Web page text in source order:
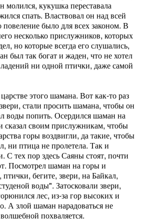
молился, кукушка переставала
спать. Властвовал он над всей
было для всех законом. В
несколько прислужников, которых
но которые всегда его слушались,
был так богат и жаден, что не хотел
ни одной птички, даже самой
этого шамана. Вот как-то раз
стали просить шамана, чтобы он
воды попить. Осердился шаман на
сказал своим прислужникам, чтобы
горы воздвигли, да такие, чтобы
ни птица не пролетела. Так и
С тех пор здесь Саяны стоят, почти
Посмотрел шаман на горы и
бегите, звери, на Байкал,
воды". Затосковали звери,
лес, из-за гор высоких и
А злой шаман нарадоваться не
похваляется.